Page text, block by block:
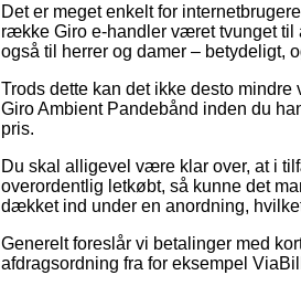
Det er meget enkelt for
række Giro e-handler været tvunget til
også til herrer og damer – betydeligt,
Trods dette kan det ikke desto
Giro Ambient Pandebånd inden du
pris.
Du skal alligevel være klar over, at i
overordentlig letkøbt, så kunne det
dækket ind under en anordning,
Generelt foreslår vi betalinger med
afdragsordning fra for eksempel